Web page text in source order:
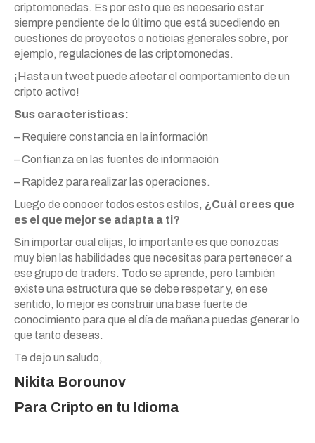
criptomonedas. Es por esto que es necesario estar
siempre pendiente de lo último que está sucediendo en
cuestiones de proyectos o noticias generales sobre, por
ejemplo, regulaciones de las criptomonedas.
¡Hasta un tweet puede afectar el comportamiento de un
cripto activo!
Sus características:
– Requiere constancia en la información
– Confianza en las fuentes de información
– Rapidez para realizar las operaciones.
Luego de conocer todos estos estilos, ¿Cuál crees que
es el que mejor se adapta a ti?
Sin importar cual elijas, lo importante es que conozcas
muy bien las habilidades que necesitas para pertenecer a
ese grupo de traders. Todo se aprende, pero también
existe una estructura que se debe respetar y, en ese
sentido, lo mejor es construir una base fuerte de
conocimiento para que el día de mañana puedas generar lo
que tanto deseas.
Te dejo un saludo,
Nikita Borounov
Para Cripto en tu Idioma